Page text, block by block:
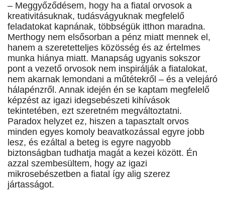
– Meggyőződésem, hogy ha a fiatal orvosok a
kreativitásuknak, tudásvágyuknak megfelelő
feladatokat kapnának, többségük itthon maradna.
Merthogy nem elsősorban a pénz miatt mennek el,
hanem a szeretetteljes közösség és az értelmes
munka hiánya miatt. Manapság ugyanis sokszor
pont a vezető orvosok nem inspirálják a fiatalokat,
nem akarnak lemondani a műtétekről – és a velejáró
hálapénzről. Annak idején én se kaptam megfelelő
képzést az igazi idegsebészeti kihívások
tekintetében, ezt szeretném megváltoztatni.
Paradox helyzet ez, hiszen a tapasztalt orvos
minden egyes komoly beavatkozással egyre jobb
lesz, és ezáltal a beteg is egyre nagyobb
biztonságban tudhatja magát a kezei között. Én
azzal szembesültem, hogy az igazi
mikrosebészetben a fiatal így alig szerez
jártasságot.